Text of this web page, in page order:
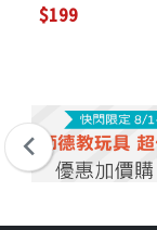
$199